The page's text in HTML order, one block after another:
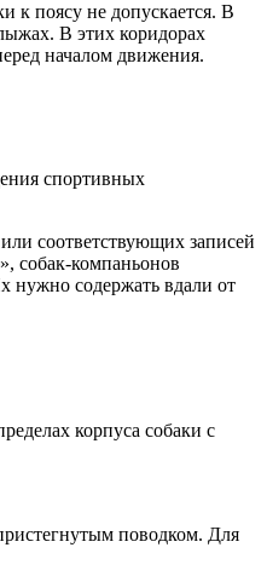
к поясу не допускается. В
В этих коридорах
началом движения.
спортивных
соответствующих записей
собак-компаньонов
нужно содержать вдали от
корпуса собаки с
поводком. Для